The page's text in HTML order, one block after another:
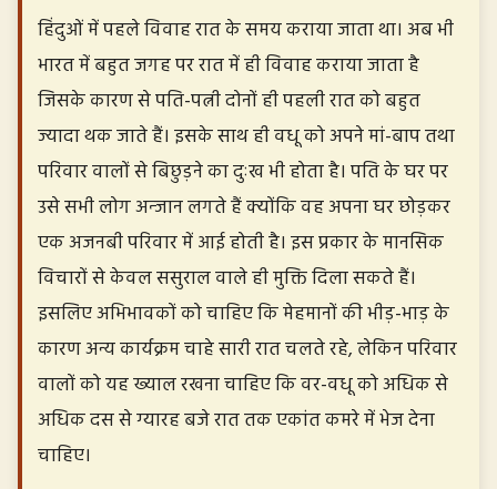
हिंदुओं में पहले विवाह रात के समय कराया जाता था। अब भी
भारत में बहुत जगह पर रात में ही विवाह कराया जाता है
जिसके कारण से पति-पत्नी दोनों ही पहली रात को बहुत
ज्यादा थक जाते हैं। इसके साथ ही वधू को अपने मां-बाप तथा
परिवार वालों से बिछुड़ने का दुःख भी होता है। पति के घर पर
उसे सभी लोग अन्जान लगते हैं क्योंकि वह अपना घर छोड़कर
एक अजनबी परिवार में आई होती है। इस प्रकार के मानसिक
विचारों से केवल ससुराल वाले ही मुक्ति दिला सकते हैं।
इसलिए अभिभावकों को चाहिए कि मेहमानों की भीड़-भाड़ के
कारण अन्य कार्यक्रम चाहे सारी रात चलते रहे, लेकिन परिवार
वालों को यह ख्याल रखना चाहिए कि वर-वधू को अधिक से
अधिक दस से ग्यारह बजे रात तक एकांत कमरे में भेज देना
चाहिए।